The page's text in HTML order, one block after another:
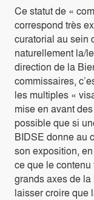
Ce statut de «
correspond très
curatorial au sein
naturellement la/
direction de la
commissaires,
les multiples «
mise en avant
possible que si
BIDSE donne au
son exposition,
ce que le
grands axes de
laisser croire que